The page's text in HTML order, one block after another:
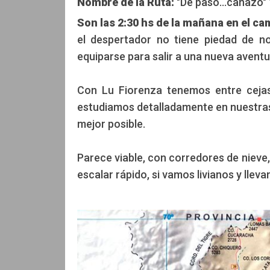
Son las 2:30 hs de la mañana en el
el despertador no tiene piedad de
equiparse para salir a una nueva
Con Lu Fiorenza tenemos entre
estudiamos detalladamente en
mejor posible.
Parece viable, con corredores de
escalar rápido, si vamos livianos y